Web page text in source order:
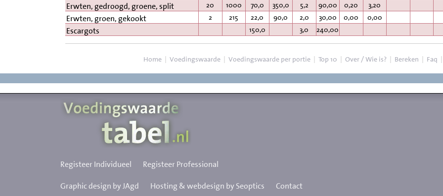
Erwten, gedroogd, groene, split 20 1000 70,0 350,0 5,2 90,00 0,20 3,20
Erwten, groen, gekookt 2 215 22,0 90,0 2,0 30,00 0,00 0,00
Escargots 150,0 3,0 240,00
Home | Voedingswaarde | Voedingswaarde per portie | Top 10 | Over / Wie is? | Bereken | Faq |
Registeer Individueel Registeer Professional
Graphic design by JAgd Hosting & webdesign by Seoptics Contact